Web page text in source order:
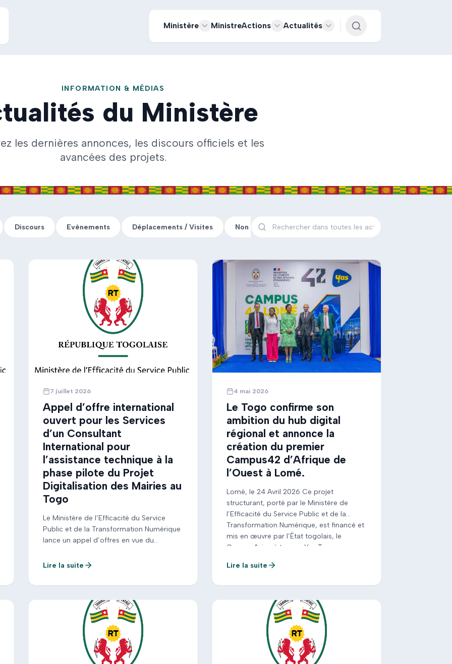
Ministère MinistreActions Actualités
INFORMATION & MÉDIAS
du Ministère
les dernières annonces, les discours officiels et les
avancées des projets.
Discours Evènements Déplacements / Visites Non classé
7 juillet 2026
Appel d’offre international
ouvert pour les Services
d’un Consultant
International pour
l’assistance technique à la
phase pilote du Projet
Digitalisation des Mairies au
Togo
Le Ministère de l’Efficacité du Service
Public et de la Transformation Numérique
lance un appel d’offres en vue du
pour l’assistance technique à la phase
au Togo.
Lire la suite
4 mai 2026
Le Togo confirme son
ambition du hub digital
régional et annonce la
création du premier
Campus42 d’Afrique de
l’Ouest à Lomé.
Lomé, le 24 Avril 2026 Ce projet
structurant, porté par le Ministère de
l’Efficacité du Service Public et de la
Transformation Numérique, est financé et
mis en œuvre par l’État togolais, le
Groupe Axian à travers Yas Togo, avec
France à travers le Ministère de l’Europe
Lire la suite